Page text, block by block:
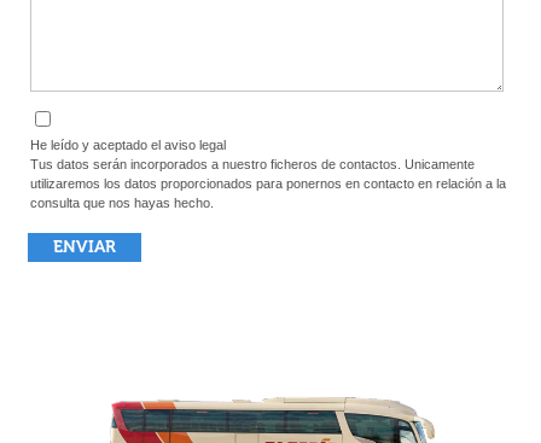
He leído y aceptado el aviso legal
Tus datos serán incorporados a nuestro ficheros de contactos. Unicamente
utilizaremos los datos proporcionados para ponernos en contacto en relación a la
consulta que nos hayas hecho.
ENVIAR